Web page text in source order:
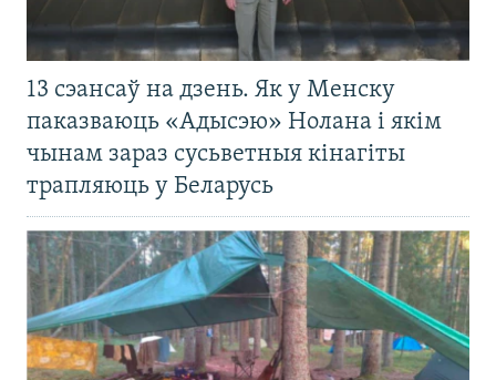
13 сэансаў на дзень. Як у Менску
паказваюць «Адысэю» Нолана і якім
чынам зараз сусьветныя кінагіты
трапляюць у Беларусь